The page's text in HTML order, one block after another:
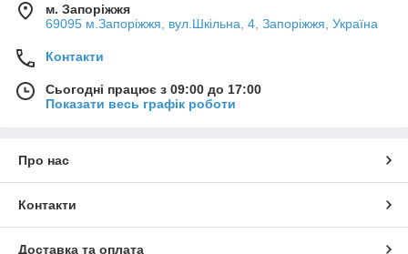
м. Запоріжжя
69095 м.Запоріжжя, вул.Шкільна, 4, Запоріжжя, Україна
Контакти
Сьогодні працює з 09:00 до 17:00
Показати весь графік роботи
Про нас
Контакти
Доставка та оплата